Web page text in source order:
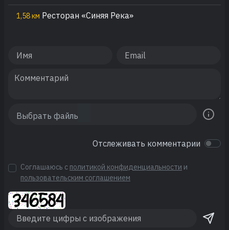
1,58 км Ресторан «Синяя Река»
Отслеживать комментарии
Соглашаюсь с политикой конфиденциальности и
пользовательским соглашением